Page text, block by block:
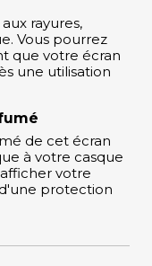
rayures,
Vous pourrez
que votre écran
une utilisation
de cet écran
à votre casque
votre
protection